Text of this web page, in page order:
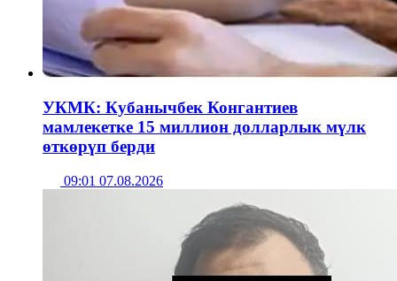
УКМК: Кубанычбек Конгантиев
мамлекетке 15 миллион долларлык мүлк
өткөрүп берди
09:01 07.08.2026